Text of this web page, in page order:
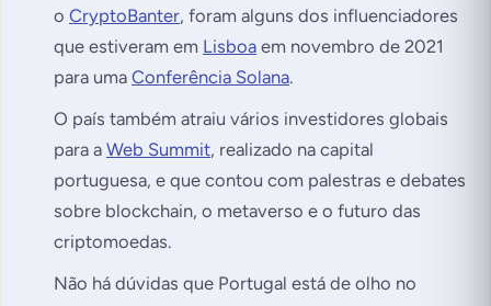
o CryptoBanter, foram alguns dos influenciadores
que estiveram em Lisboa em novembro de 2021
para uma Conferência Solana.
O país também atraiu vários investidores globais
para a Web Summit, realizado na capital
portuguesa, e que contou com palestras e debates
sobre blockchain, o metaverso e o futuro das
criptomoedas.
Não há dúvidas que Portugal está de olho no